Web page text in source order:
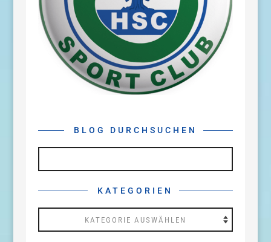
BLOG DURCHSUCHEN
KATEGORIEN